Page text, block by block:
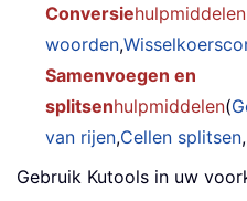
Conversiehulpmiddelen
woorden,
Samenvoegen en
splitsenhulpmiddelen(
van rijen,Cellen splitsen
Gebruik Kutools in uw